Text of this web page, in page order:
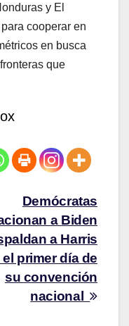
y El
cooperar en
en busca
que
Demócratas
a Biden
a Harris
el primer día de
su convención
nacional